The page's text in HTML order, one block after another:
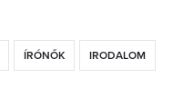
ÍRÓNŐK IRODALOM